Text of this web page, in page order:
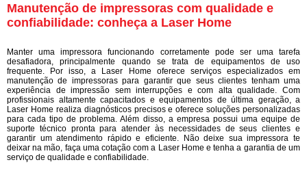
Manutenção de impressoras com qualidade e
confiabilidade: conheça a Laser Home
Manter uma impressora funcionando corretamente pode ser uma tarefa
desafiadora, principalmente quando se trata de equipamentos de uso
frequente. Por isso, a Laser Home oferece serviços especializados em
manutenção de impressoras para garantir que seus clientes tenham uma
experiência de impressão sem interrupções e com alta qualidade. Com
profissionais altamente capacitados e equipamentos de última geração, a
Laser Home realiza diagnósticos precisos e oferece soluções personalizadas
para cada tipo de problema. Além disso, a empresa possui uma equipe de
suporte técnico pronta para atender às necessidades de seus clientes e
garantir um atendimento rápido e eficiente. Não deixe sua impressora te
deixar na mão, faça uma cotação com a Laser Home e tenha a garantia de um
serviço de qualidade e confiabilidade.